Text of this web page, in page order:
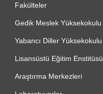
Fakülteler
Gedik Meslek Yüksekokulu
Yabancı Diller Yüksekokulu
Lisansüstü Eğitim Enstitüsü
Araştırma Merkezleri